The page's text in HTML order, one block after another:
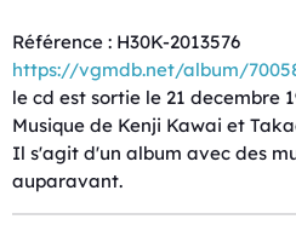
Référence : H30K-2013576
https://vgmdb.net/album/
le cd est sortie le 21 decembre
Musique de Kenji Kawai et
Il s'agit d'un album avec des
auparavant.